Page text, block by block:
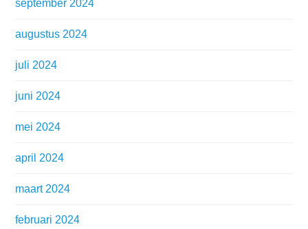
september 2024
augustus 2024
juli 2024
juni 2024
mei 2024
april 2024
maart 2024
februari 2024